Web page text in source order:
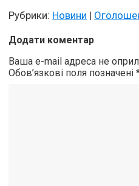
Рубрики: Новини |
Додати коментар
Ваша e-mail адреса не
Обов’язкові поля позначені